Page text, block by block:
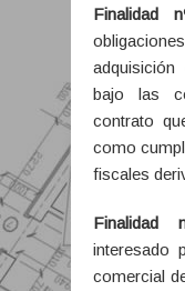
Finalidad
bajo las
contrato
como
fiscales
Finalidad
interesado
comercial